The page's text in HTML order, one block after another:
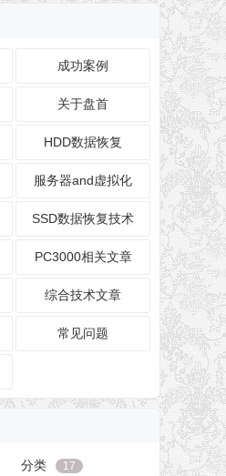
成功案例
关于盘首
HDD数据恢复
服务器and虚拟化
SSD数据恢复技术
PC3000相关文章
综合技术文章
常见问题
分类 17